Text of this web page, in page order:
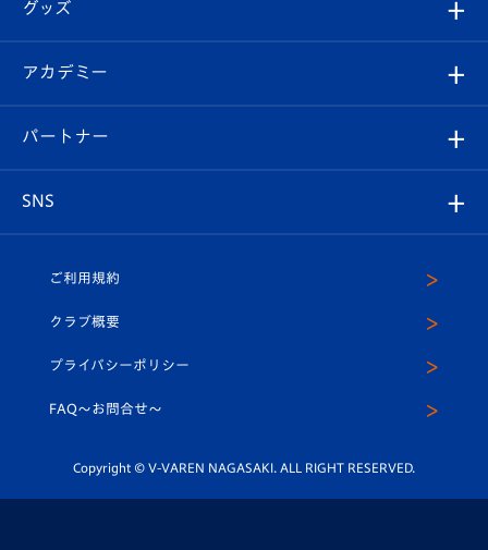
チケット
イベント
メディア
ホームタウン
スタッフプロフィール
マスコット紹介
平和祈念活動
ホームタウン活動
Revive Team
ヴィヴィくんの長崎おもてなしガイド
フォトギャラリー
スタジアムグルメ
V-LOVERS（ファンクラブ）
プレイヤーズスイート
グッズ
オンラインショップ
店舗情報
アカデミー
育成からのお知らせ
U-18
スクール
パートナー
SNS
ヴィヴィくんインスタグラム
公式LINE＠
ご利用規約
クラブ概要
プライバシーポリシー
FAQ〜お問合せ〜
Copyright © V-VAREN NAGASAKI. ALL RIGHT RESERVED.